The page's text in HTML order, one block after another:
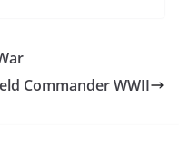
Commander WWII